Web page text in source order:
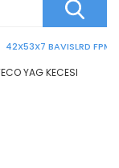
42X53X7 BAVISLRD FPM